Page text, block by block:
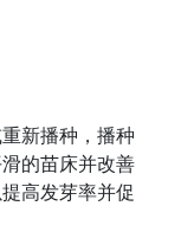
新播种，播种
的苗床并改善
高发芽率并促